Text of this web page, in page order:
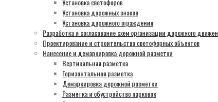
Установка светофоров
Установка дорожных знаков
Установка дорожного ограждения
Разработка и согласование схем организации дорожного
Проектирование и строительство светофорных объектов
Нанесение и демаркировка дорожной разметки
Вертикальная разметка
Горизонтальная разметка
Демаркировка дорожной разметки
Разметка и обустройство парковок